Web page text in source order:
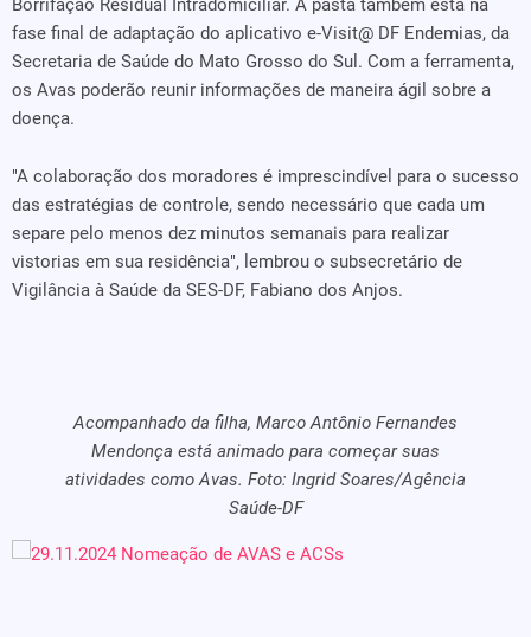
Borrifação Residual Intradomiciliar. A pasta também está na
fase final de adaptação do aplicativo e-Visit@ DF Endemias, da
Secretaria de Saúde do Mato Grosso do Sul. Com a ferramenta,
os Avas poderão reunir informações de maneira ágil sobre a
doença.
"A colaboração dos moradores é imprescindível para o sucesso
das estratégias de controle, sendo necessário que cada um
separe pelo menos dez minutos semanais para realizar
vistorias em sua residência", lembrou o subsecretário de
Vigilância à Saúde da SES-DF, Fabiano dos Anjos.
Acompanhado da filha, Marco Antônio Fernandes
Mendonça está animado para começar suas
atividades como Avas. Foto: Ingrid Soares/Agência
Saúde-DF